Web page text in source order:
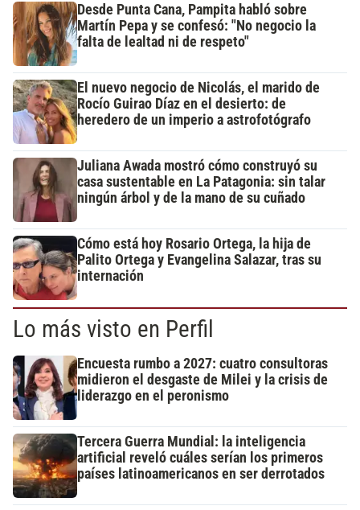
Desde Punta Cana, Pampita habló sobre
Martín Pepa y se confesó: "No negocio la
falta de lealtad ni de respeto"
El nuevo negocio de Nicolás, el marido de
Rocío Guirao Díaz en el desierto: de
heredero de un imperio a astrofotógrafo
Juliana Awada mostró cómo construyó su
casa sustentable en La Patagonia: sin talar
ningún árbol y de la mano de su cuñado
Cómo está hoy Rosario Ortega, la hija de
Palito Ortega y Evangelina Salazar, tras su
internación
Lo más visto en Perfil
Encuesta rumbo a 2027: cuatro consultoras
midieron el desgaste de Milei y la crisis de
liderazgo en el peronismo
Tercera Guerra Mundial: la inteligencia
artificial reveló cuáles serían los primeros
países latinoamericanos en ser derrotados